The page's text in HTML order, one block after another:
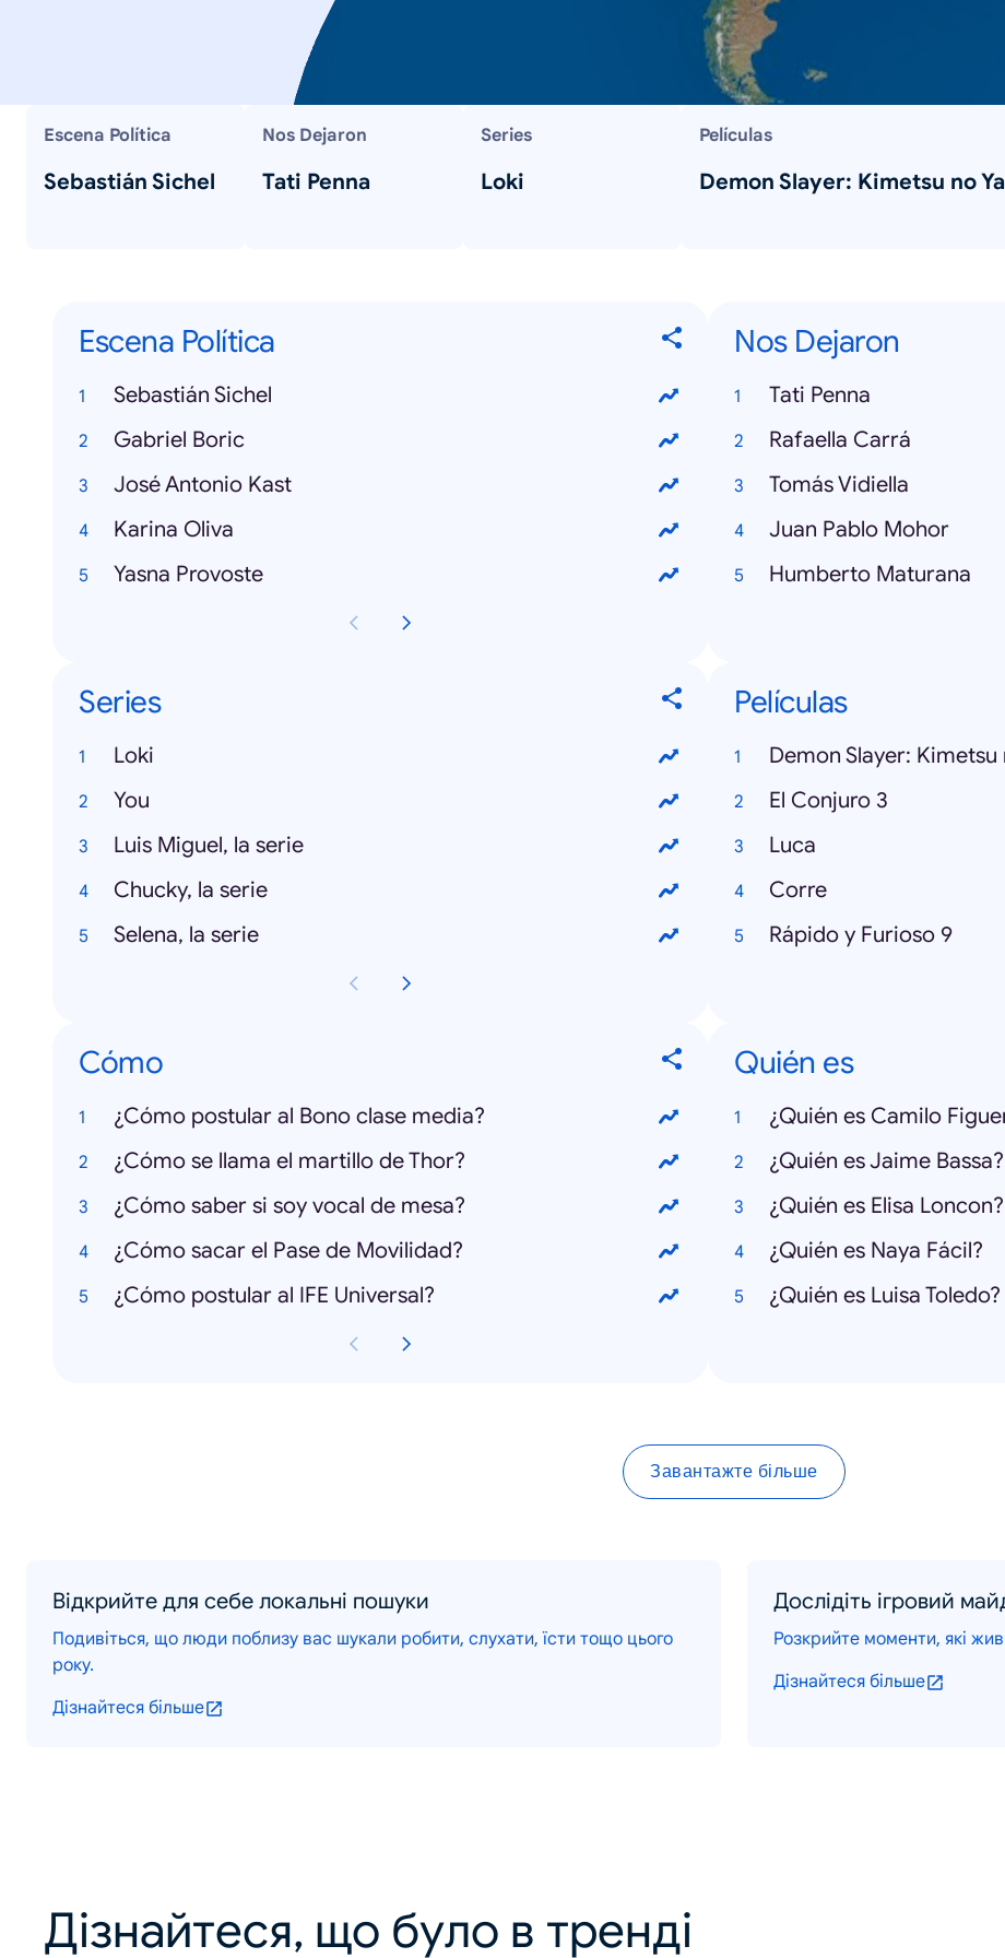
Escena Política
Sebastián Sichel
Nos Dejaron
Tati Penna
Series
Loki
Películas
Demon Slayer: Kimetsu no
Escena Política
Sebastián Sichel
Gabriel Boric
José Antonio Kast
Karina Oliva
Yasna Provoste
Nos Dejaron
Tati Penna
Rafaella Carrá
Tomás Vidiella
Juan Pablo Mohor
Humberto Maturana
Series
Loki
You
Luis Miguel, la serie
Chucky, la serie
Selena, la serie
Películas
Demon Slayer: Kimetsu
El Conjuro 3
Luca
Corre
Rápido y Furioso 9
Cómo
¿Cómo postular al Bono clase media?
¿Cómo se llama el martillo de Thor?
¿Cómo saber si soy vocal de mesa?
¿Cómo sacar el Pase de Movilidad?
¿Cómo postular al IFE Universal?
Quién es
¿Quién es Camilo
¿Quién es Jaime Bassa?
¿Quién es Elisa Loncon?
¿Quién es Naya Fácil?
¿Quién es Luisa Toledo?
Завантажте більше
Відкрийте для себе локальні пошуки
Подивіться, що люди поблизу вас шукали робити, слухати, їсти тощо цього
року.
Дізнайтеся більше
Дослідіть ігровий
Розкрийте моменти, які
Дізнайтеся більше
Дізнайтеся, що було в тренді